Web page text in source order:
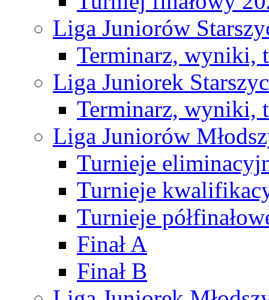
Liga Juniorów
Terminarz, wyniki,
Liga Juniorek
Terminarz, wyniki,
Liga Juniorów
Turnieje
Turnieje
Turnieje
Finał A
Finał B